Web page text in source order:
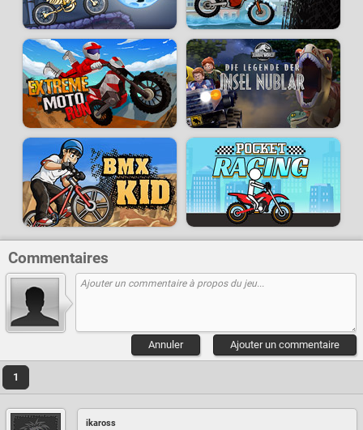
Commentaires
Ajouter un commentaire
Annuler
1
ikaross